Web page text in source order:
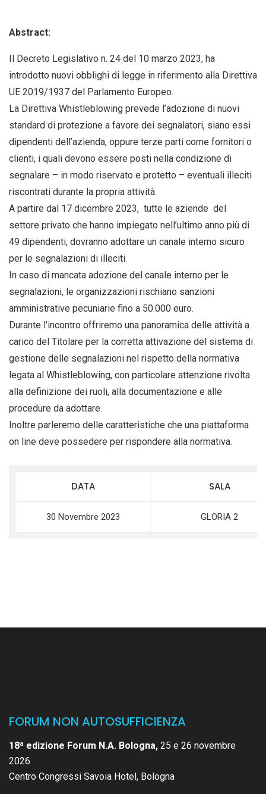
Abstract:
Il Decreto Legislativo n. 24 del 10 marzo 2023, ha
introdotto nuovi obblighi di legge in riferimento alla Direttiva
UE 2019/1937 del Parlamento Europeo.
La Direttiva Whistleblowing prevede l’adozione di nuovi
standard di protezione a favore dei segnalatori, siano essi
dipendenti dell’azienda, oppure terze parti come fornitori o
clienti, i quali devono essere posti nella condizione di
segnalare – in modo riservato e protetto – eventuali illeciti
riscontrati durante la propria attività.
A partire dal 17 dicembre 2023, tutte le aziende del
settore privato che hanno impiegato nell’ultimo anno più di
49 dipendenti, dovranno adottare un canale interno sicuro
per le segnalazioni di illeciti.
In caso di mancata adozione del canale interno per le
segnalazioni, le organizzazioni rischiano sanzioni
amministrative pecuniarie fino a 50.000 euro.
Durante l’incontro offriremo una panoramica delle attività a
carico del Titolare per la corretta attivazione del sistema di
gestione delle segnalazioni nel rispetto della normativa
legata al Whistleblowing, con particolare attenzione rivolta
alla definizione dei ruoli, alla documentazione e alle
procedure da adottare.
Inoltre parleremo delle caratteristiche che una piattaforma
on line deve possedere per rispondere alla normativa.
DATA SALA
30 Novembre 2023 GLORIA 2
FORUM NON AUTOSUFFICIENZA
18ª edizione Forum N.A. Bologna, 25 e 26 novembre
2026
Centro Congressi Savoia Hotel, Bologna